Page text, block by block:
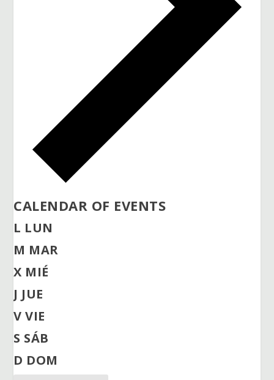
CALENDAR OF EVENTS
L LUN
M MAR
X MIÉ
J JUE
VVIE
S SÁB
D DOM